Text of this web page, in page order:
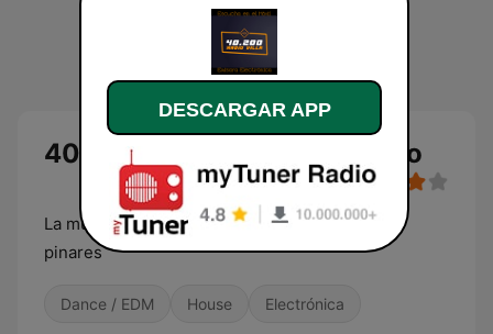
40.200 Radio Villa en directo
La música que suena en la comarca del mar de
pinares
Dance / EDM House Electrónica
DESCARGAR APP